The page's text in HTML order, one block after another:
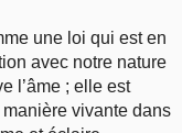
une loi qui est en
avec notre nature
l’âme ; elle est
vivante dans